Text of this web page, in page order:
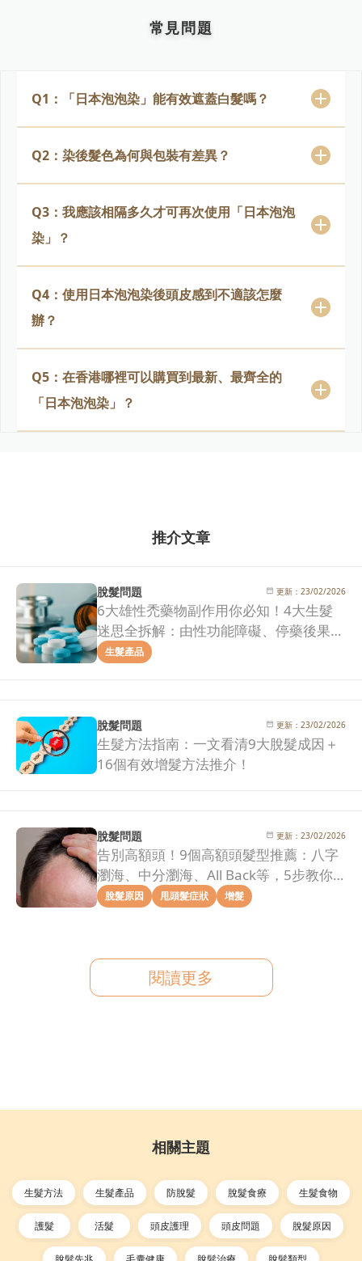
常見問題
Q1：「日本泡泡染」能有效遮蓋白髮嗎？
Q2：染後髮色為何與包裝有差異？
Q3：我應該相隔多久才可再次使用「日本泡泡
染」？
Q4：使用日本泡泡染後頭皮感到不適該怎麼
辦？
Q5：在香港哪裡可以購買到最新、最齊全的
「日本泡泡染」？
推介文章
脫髮問題 更新： 23/02/2026
6大雄性禿藥物副作用你必知！4大生髮
迷思全拆解：由性功能障礙、停藥後果到
治療效果一次看清！
生髮產品
脫髮問題 更新： 23/02/2026
生髮方法指南：一文看清9大脫髮成因＋
16個有效增髮方法推介！
脫髮問題 更新： 23/02/2026
告別高額頭！9個高額頭髮型推薦：八字
瀏海、中分瀏海、All Back等，5步教你
拯救髮際線危機！
脫髮原因 甩頭髮症狀 增髮
閱讀更多
相關主題
生髮方法 生髮產品 防脫髮 脫髮食療 生髮食物
護髮 活髮 頭皮護理 頭皮問題 脫髮原因